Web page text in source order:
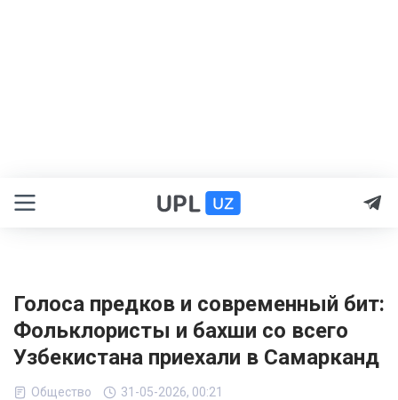
Голоса предков и современный бит:
Фольклористы и бахши со всего
Узбекистана приехали в Самарканд
Общество 31-05-2026, 00:21